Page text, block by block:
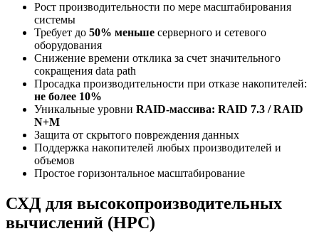
Рост производительности по мере масштабирования
системы
Требует до 50% меньше серверного и сетевого
оборудования
Снижение времени отклика за счет значительного
сокращения data path
Просадка производительности при отказе накопителей:
не более 10%
Уникальные уровни RAID-массива: RAID 7.3 / RAID
N+M
Защита от скрытого повреждения данных
Поддержка накопителей любых производителей и
объемов
Простое горизонтальное масштабирование
СХД для высокопроизводительных
вычислений (HPC)